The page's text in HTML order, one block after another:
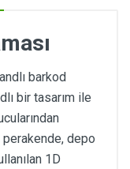
barkod
bir tasarım ile
depo
1D